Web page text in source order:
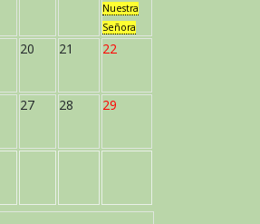
Nuestra
Señora
20 21 22
27 28 29